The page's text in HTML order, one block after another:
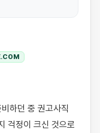
걱정이 크신 것으로